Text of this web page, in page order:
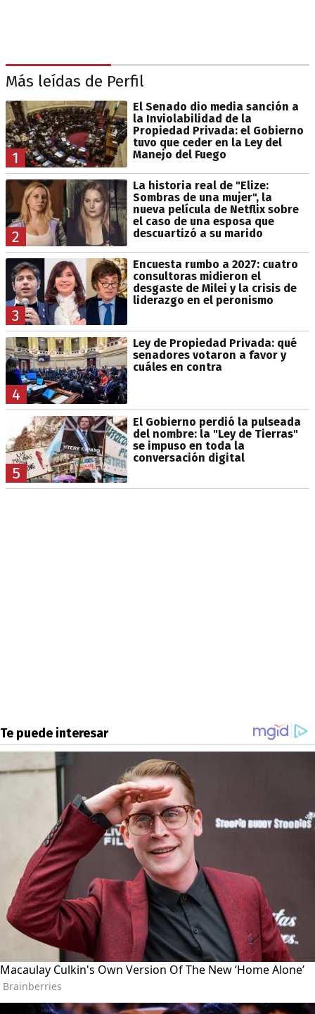
Más leídas de Perfil
1
El Senado dio media sanción a
la Inviolabilidad de la
Propiedad Privada: el Gobierno
tuvo que ceder en la Ley del
Manejo del Fuego
2
La historia real de "Elize:
Sombras de una mujer", la
nueva película de Netflix sobre
el caso de una esposa que
descuartizó a su marido
3
Encuesta rumbo a 2027: cuatro
consultoras midieron el
desgaste de Milei y la crisis de
liderazgo en el peronismo
4
Ley de Propiedad Privada: qué
senadores votaron a favor y
cuáles en contra
5
El Gobierno perdió la pulseada
del nombre: la "Ley de Tierras"
se impuso en toda la
conversación digital